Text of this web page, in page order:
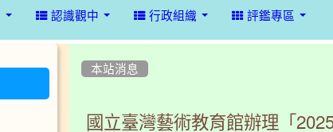
認識觀中 行政組織 評鑑專區
本站消息
國立臺灣藝術教育館辦理「